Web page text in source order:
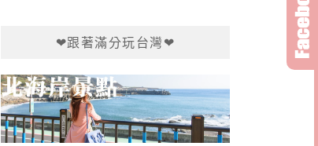
❤跟著滿分玩台灣❤